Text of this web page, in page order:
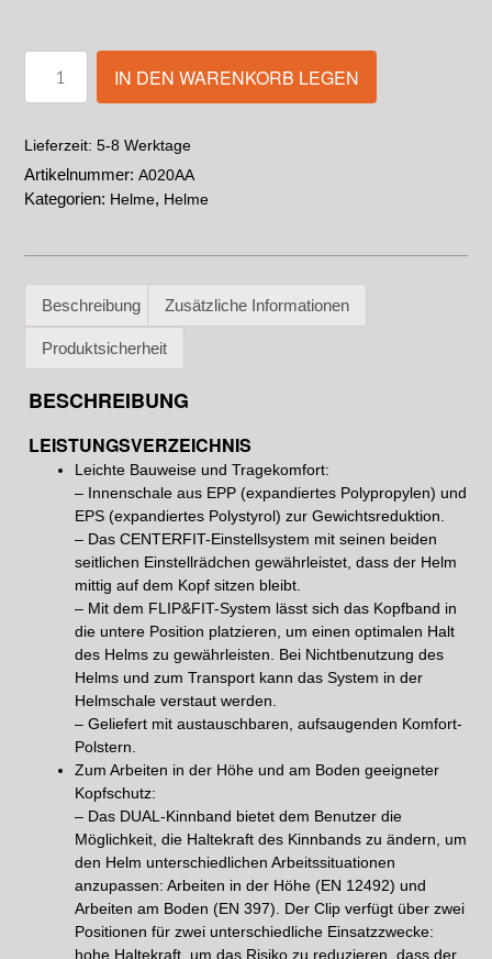
IN DEN WARENKORB LEGEN
Lieferzeit: 5-8 Werktage
Artikelnummer: A020AA
Kategorien: Helme, Helme
Beschreibung Zusätzliche Informationen
Produktsicherheit
BESCHREIBUNG
LEISTUNGSVERZEICHNIS
Leichte Bauweise und Tragekomfort:
– Innenschale aus EPP (expandiertes Polypropylen) und
EPS (expandiertes Polystyrol) zur Gewichtsreduktion.
– Das CENTERFIT-Einstellsystem mit seinen beiden
seitlichen Einstellrädchen gewährleistet, dass der Helm
mittig auf dem Kopf sitzen bleibt.
– Mit dem FLIP&FIT-System lässt sich das Kopfband in
die untere Position platzieren, um einen optimalen Halt
des Helms zu gewährleisten. Bei Nichtbenutzung des
Helms und zum Transport kann das System in der
Helmschale verstaut werden.
– Geliefert mit austauschbaren, aufsaugenden Komfort-
Polstern.
Zum Arbeiten in der Höhe und am Boden geeigneter
Kopfschutz:
– Das DUAL-Kinnband bietet dem Benutzer die
Möglichkeit, die Haltekraft des Kinnbands zu ändern, um
den Helm unterschiedlichen Arbeitssituationen
anzupassen: Arbeiten in der Höhe (EN 12492) und
Arbeiten am Boden (EN 397). Der Clip verfügt über zwei
Positionen für zwei unterschiedliche Einsatzzwecke:
hohe Haltekraft, um das Risiko zu reduzieren, dass der